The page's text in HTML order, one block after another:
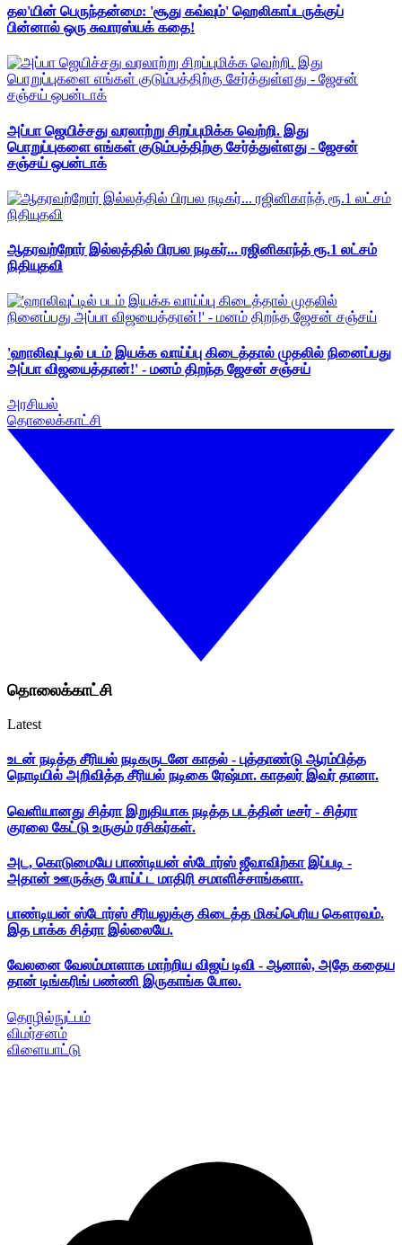
தல'யின் பெருந்தன்மை: 'சூது கவ்வும்' ஹெலிகாப்டருக்குப்
பின்னால் ஒரு சுவாரஸ்யக் கதை!
அப்பா ஜெயிச்சது வரலாற்று சிறப்புமிக்க வெற்றி. இது
பொறுப்புகளை எங்கள் குடும்பத்திற்கு சேர்த்துள்ளது - ஜேசன்
சஞ்சய் ஒபன்டாக்
ஆதரவற்றோர் இல்லத்தில் பிரபல நடிகர்... ரஜினிகாந்த் ரூ.1 லட்சம்
நிதியுதவி
'ஹாலிவுட்டில் படம் இயக்க வாய்ப்பு கிடைத்தால் முதலில் நினைப்பது
அப்பா விஜயைத்தான்!' - மனம் திறந்த ஜேசன் சஞ்சய்
அரசியல்
தொலைக்காட்சி
தொலைக்காட்சி
Latest
உடன் நடித்த சீரியல் நடிகருடனே காதல் - புத்தாண்டு ஆரம்பித்த
நொடியில் அறிவித்த சீரியல் நடிகை ரேஷ்மா. காதலர் இவர் தானா.
வெளியானது சித்ரா இறுதியாக நடித்த படத்தின் டீசர் - சித்ரா
குரலை கேட்டு உருகும் ரசிகர்கள்.
அட, கொடுமையே பாண்டியன் ஸ்டோர்ஸ் ஜீவாவிற்கா இப்படி -
அதான் ஊருக்கு போய்ட்ட மாதிரி சமாளிச்சாங்களா.
பாண்டியன் ஸ்டோர்ஸ் சீரியலுக்கு கிடைத்த மிகப்பெரிய கௌரவம்.
இத பாக்க சித்ரா இல்லையே.
வேலனை வேலம்மாளாக மாற்றிய விஜய் டிவி - ஆனால், அதே கதைய
தான் டிங்கரிங் பண்ணி இருகாங்க போல.
தொழில்நுட்பம்
விமர்சனம்
விளையாட்டு